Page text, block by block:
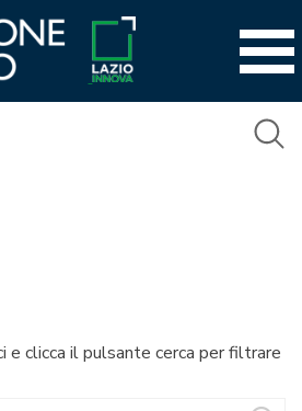
e clicca il pulsante cerca per filtrare